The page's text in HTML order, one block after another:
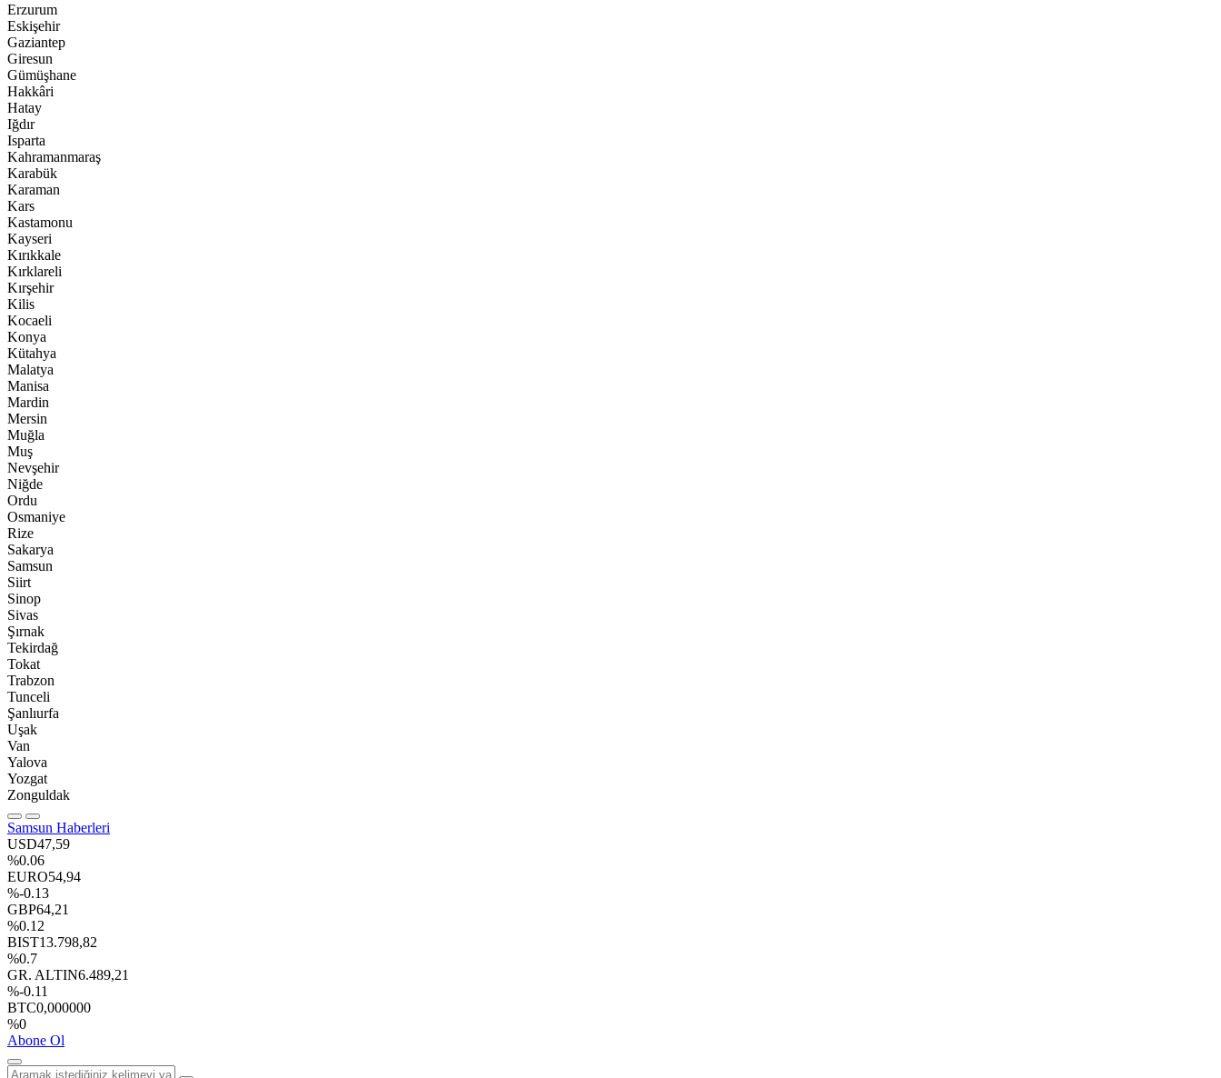
Erzurum
Eskişehir
Gaziantep
Giresun
Gümüşhane
Hakkâri
Hatay
Iğdır
Isparta
Kahramanmaraş
Karabük
Karaman
Kars
Kastamonu
Kayseri
Kırıkkale
Kırklareli
Kırşehir
Kilis
Kocaeli
Konya
Kütahya
Malatya
Manisa
Mardin
Mersin
Muğla
Muş
Nevşehir
Niğde
Ordu
Osmaniye
Rize
Sakarya
Samsun
Siirt
Sinop
Sivas
Şırnak
Tekirdağ
Tokat
Trabzon
Tunceli
Şanlıurfa
Uşak
Van
Yalova
Yozgat
Zonguldak
Samsun Haberleri
USD47,59
%0.06
EURO54,94
%-0.13
GBP64,21
%0.12
BIST13.798,82
%0.7
GR. ALTIN6.489,21
%-0.11
BTC0,000000
%0
Abone Ol